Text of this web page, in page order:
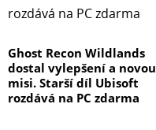
Ghost Recon Wildlands
dostal vylepšení a novou
misi. Starší díl Ubisoft
rozdává na PC zdarma